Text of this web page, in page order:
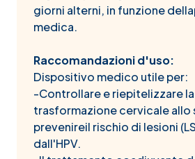
giorni alterni, in funzione
medica.
Raccomandazioni d'uso:
Dispositivo medico utile per:
-Controllare e riepitelizzare
trasformazione cervicale allo
prevenireil rischio di lesioni
dall'HPV.